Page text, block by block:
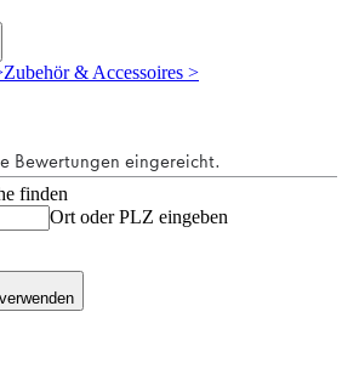
Zubehör & Accessoires >
finden
Ort oder PLZ eingeben